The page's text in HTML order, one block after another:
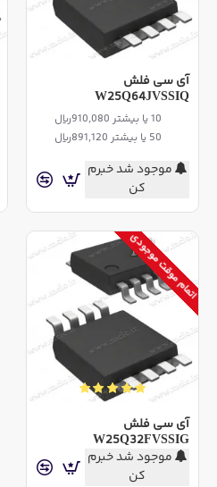
آی سی فلش
W25Q64JVSSIQ
10 یا بیشتر 910,080ریال
50 یا بیشتر 891,120ریال
موجود شد خبرم
کن
اتمام موقت موجودی
آی سی فلش
W25Q32FVSSIG
موجود شد خبرم
کن